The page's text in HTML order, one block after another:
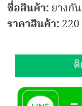
ชื่อสินค้า: ยางกั
ราคาสินค้า: